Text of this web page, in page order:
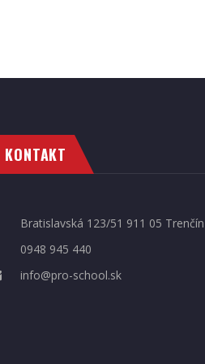
KONTAKT
Bratislavská 123/51 911 05 Trenčín
0948 945 440
info@pro-school.sk